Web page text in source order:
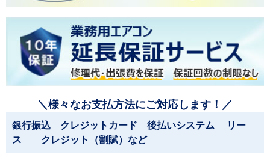
＼様々なお支払方法にご対応します！／
銀行振込 クレジットカード 後払いシステム リー
ス クレジット（割賦）など